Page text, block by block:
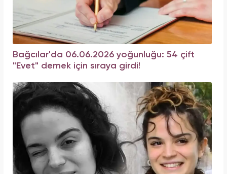
Bağcılar'da 06.06.2026 yoğunluğu: 54 çift
"Evet" demek için sıraya girdi!